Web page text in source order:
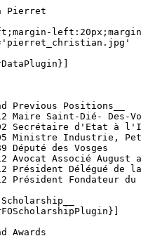
Pierret
Previous Positions__
Maire Saint-Dié- Des-
Secrétaire d'Etat à
Ministre Industrie,
Député des Vosges
Avocat Associé August
Président Délégué de
Président Fondateur
Awards__